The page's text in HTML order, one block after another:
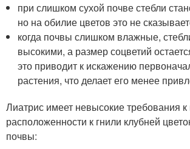
при слишком сухой почве стебли
но на обилие цветов это не
когда почвы слишком влажные,
высокими, а размер соцветий
это приводит к искажению
растения, что делает его менее
Лиатрис имеет невысокие требования
расположенности к гнили клубней
почвы: